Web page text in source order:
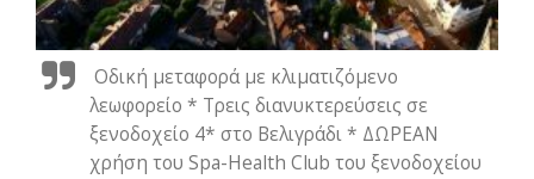
Οδική μεταφορά με κλιματιζόμενο
λεωφορείο * Τρεις διανυκτερεύσεις σε
ξενοδοχείο 4* στο Βελιγράδι * ΔΩΡΕΑΝ
χρήση του Spa-Health Club του ξενοδοχείου